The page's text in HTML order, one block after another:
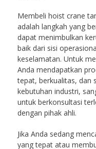
Membeli hoist crane
adalah langkah yang
dapat menimbulkan
baik dari sisi
keselamatan. Untuk
Anda mendapatkan
tepat, berkualitas, dan
kebutuhan industri,
untuk berkonsultasi
dengan pihak ahli.
Jika Anda sedang
yang tepat atau